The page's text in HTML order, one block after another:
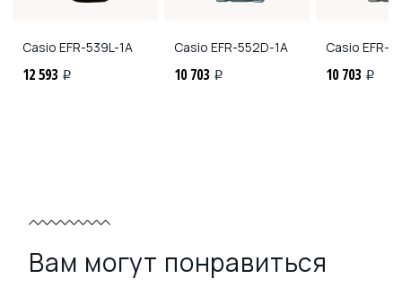
Casio EFR-539L-1A
12 593 i
Casio EFR-552D-1A
10 703 i
Casio EFR-
10 703 i
Вам могут понравиться